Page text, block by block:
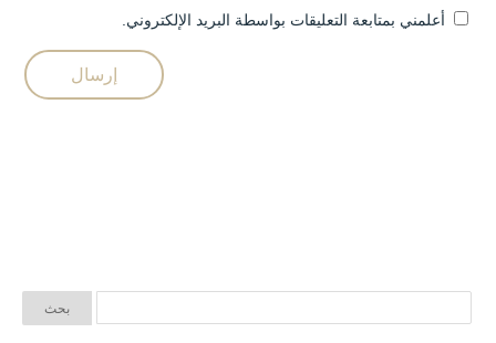
أعلمني بمتابعة التعليقات بواسطة البريد الإلكتروني.